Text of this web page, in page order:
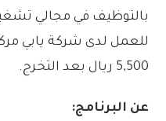
بالتوظيف في مجالي
للعمل لدى شركة يابي
5,500 ريال بعد التخرج.
عن البرنامج: